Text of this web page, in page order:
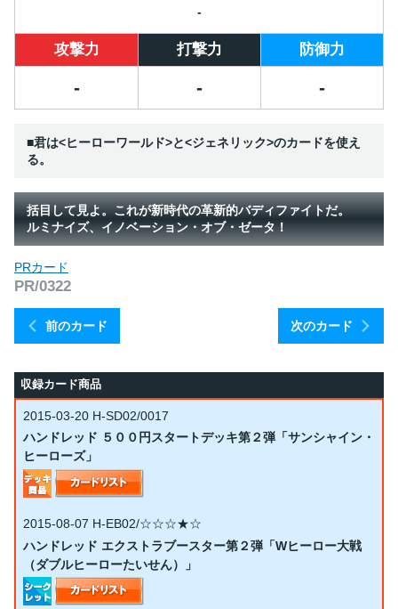
-
攻撃力 打撃力 防御力
- - -
■君は<ヒーローワールド>と<ジェネリック>のカードを使え
る。
括目して見よ。これが新時代の革新的バディファイトだ。
ルミナイズ、イノベーション・オブ・ゼータ！
前のカード
PRカード
PR/0322
次のカード
収録カード商品
2015-03-20 H-SD02/0017
ハンドレッド ５００円スタートデッキ第２弾「サンシャイン・
ヒーローズ」
2015-08-07 H-EB02/☆☆☆★☆
ハンドレッド エクストラブースター第２弾「Wヒーロー大戦
（ダブルヒーローたいせん）」